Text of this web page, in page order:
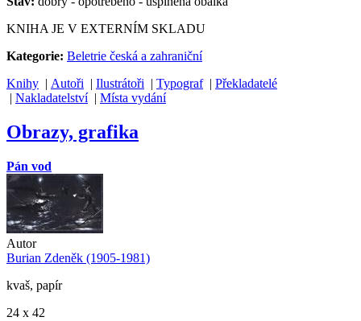
KNIHA JE V EXTERNÍM SKLADU
Kategorie: Beletrie česká a zahraniční
Knihy | Autoři | Ilustrátoři | Typograf| Překladatelé
| Nakladatelství| Místa vydání
Obrazy, grafika
Pán vod
Autor
Burian Zdeněk (1905-1981)
kvaš, papír
24 x 42